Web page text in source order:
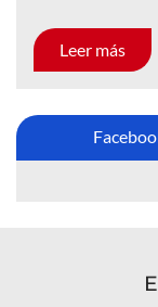
Leer más